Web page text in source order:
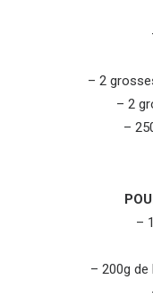
– 2
– 2
–
–
– 200g